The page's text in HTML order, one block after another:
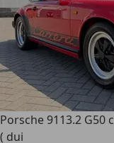
Porsche 9113.2 G50
( dui